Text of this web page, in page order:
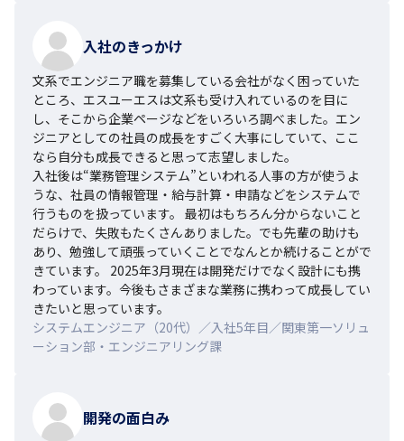
入社のきっかけ
文系でエンジニア職を募集している会社がなく困っていた
ところ、エスユーエスは文系も受け入れているのを目に
し、そこから企業ページなどをいろいろ調べました。エン
ジニアとしての社員の成長をすごく大事にしていて、ここ
なら自分も成長できると思って志望しました。
入社後は“業務管理システム”といわれる人事の方が使うよ
うな、社員の情報管理・給与計算・申請などをシステムで
行うものを扱っています。 最初はもちろん分からないこと
だらけで、失敗もたくさんありました。でも先輩の助けも
あり、勉強して頑張っていくことでなんとか続けることがで
きています。 2025年3月現在は開発だけでなく設計にも携
わっています。今後もさまざまな業務に携わって成長してい
きたいと思っています。
システムエンジニア（20代）／入社5年目／関東第一ソリュ
ーション部・エンジニアリング課
開発の面白み